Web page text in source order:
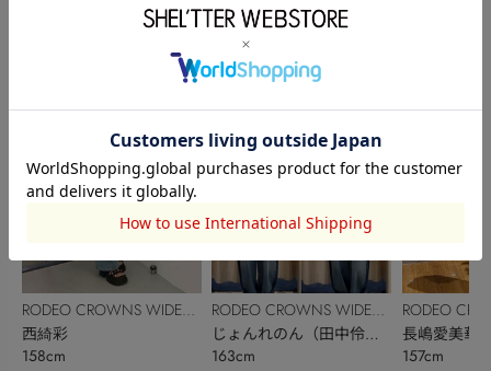
RODEO CROWNS WIDE
BOWL
西綺彩
158cm
BOWL
中久喜友香
150cm
RODEO CROWNS WIDE
BOWL
じょんれのん（田中伶
音）
163cm
RODEO
BOWL
長嶋愛美華
157cm